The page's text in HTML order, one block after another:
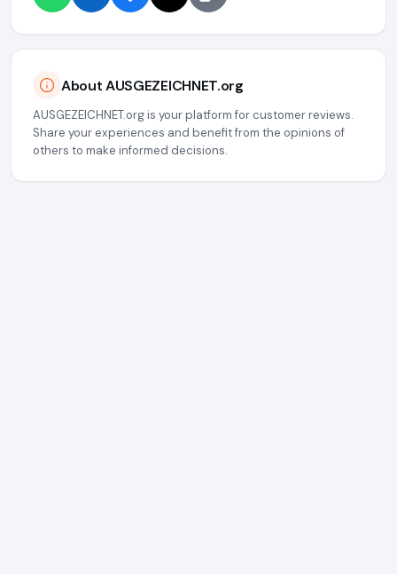
About AUSGEZEICHNET.org
AUSGEZEICHNET.org is your platform for customer reviews.
Share your experiences and benefit from the opinions of
others to make informed decisions.